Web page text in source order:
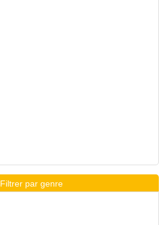
Filtrer par genre